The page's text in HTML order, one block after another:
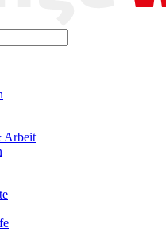
Arbeit